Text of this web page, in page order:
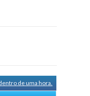
de uma hora.